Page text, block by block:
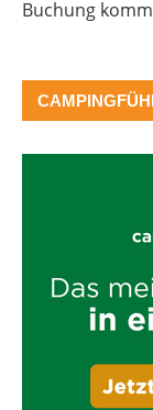
Buchung